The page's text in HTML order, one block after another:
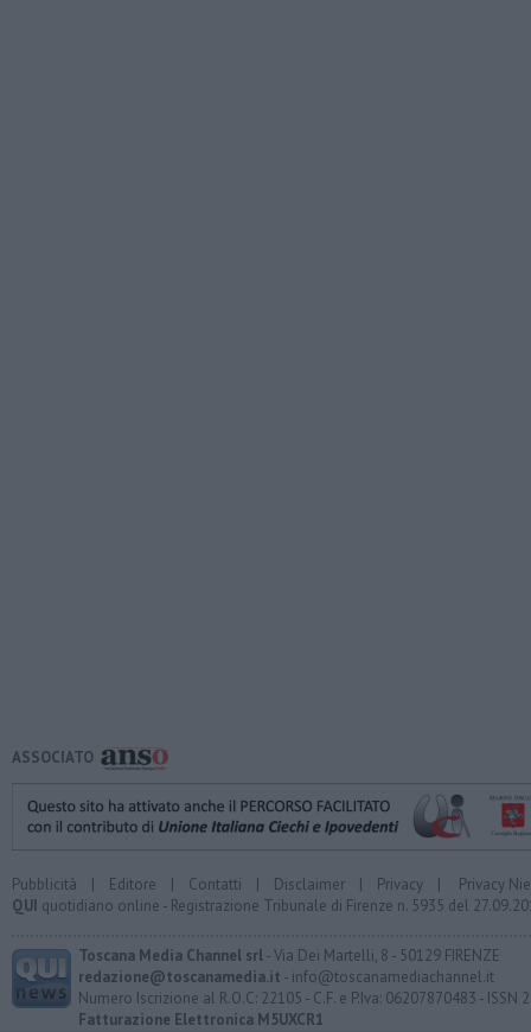
ASSOCIATO
Pubblicità | Editore | Contatti | Disclaimer | Privacy | Privacy
QUI quotidiano online - Registrazione Tribunale di Firenze n. 5935 del
Toscana Media Channel srl- Via Dei Martelli, 8 - 50129 FIRENZE
redazione@toscanamedia.it - info@toscanamediachannel.it
Numero Iscrizione al R.O.C: 22105 - C.F. e P.Iva: 06207870483 - ISSN
Fatturazione Elettronica M5UXCR1